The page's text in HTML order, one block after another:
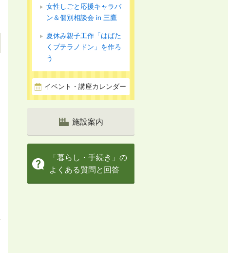
女性しごと応援キャラバ
ン＆個別相談会 in 三鷹
夏休み親子工作「はばた
くプテラノドン」を作ろ
う
イベント・講座カレンダー
施設案内
「暮らし・手続き」の
よくある質問と回答